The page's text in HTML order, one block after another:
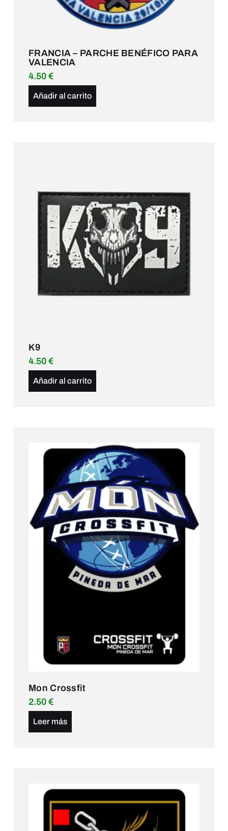
FRANCIA – PARCHE BENÉFICO PARA
VALENCIA
4.50 €
Añadir al carrito
K9
4.50 €
Añadir al carrito
Mon Crossfit
2.50 €
Leer más